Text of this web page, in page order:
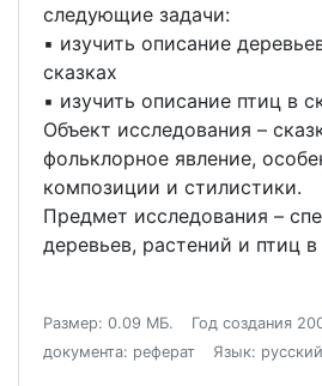
следующие задачи:
▪ изучить описание
сказках
▪ изучить описание птиц в
Объект исследования –
фольклорное явление,
композиции и стилистики.
Предмет исследования –
деревьев, растений и птиц в
Размер: 0.09 МБ. Год создания
документа: реферат
Язык: русский